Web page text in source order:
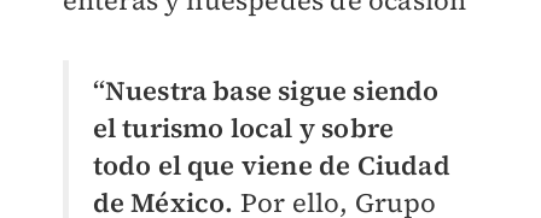
“Nuestra base sigue siendo
el turismo local y sobre
todo el que viene de Ciudad
de México. Por ello, Grupo